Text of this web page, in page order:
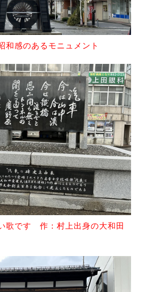
和感のあるモニュメント
歌です 作：村上出身の大和田